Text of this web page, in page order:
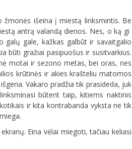
žmonės išeina į miestą linksmintis. Be
antrą valandą dienos. Nes, o ką gi
galų gale, kažkas galbūt ir savaitgalio
būti gražiai pasipuošus ir susitvarkius.
motai ir sezono metas, bei oras, nes
krūtinės ir akies krašteliu matomos
Vakaro pradžia tik prasideda, juk
būtent taip, kitiems naktinis
ir kita kontrabanda vyksta ne tik
Eina vėlai miegoti, tačiau keliasi